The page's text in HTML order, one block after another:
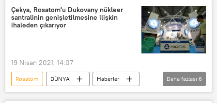
Nükleer santral
Suudi Arabistan
Aleksandr Novak
Çekya, Rosatom'u Dukovany nükleer
santralinin genişletilmesine ilişkin
ihaleden çıkarıyor
19 Nisan 2021, 14:07
Rosatom DÜNYA
Haberler
Avrupa
Rusya
Çekya
Daha fazlası 6